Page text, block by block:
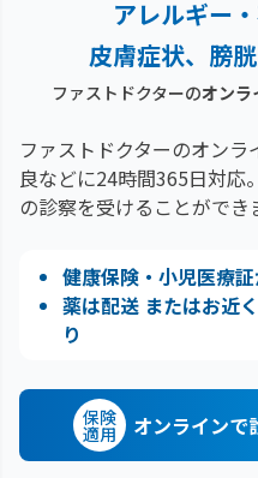
アレルギー・
皮膚症状、膀
ファストドクターのオンラ
ファストドクターのオン
良などに24時間365日対応。
の診察を受けることができ
健康保険・小児医療
薬は配送 またはお近
り
保険
適用 オンラインで